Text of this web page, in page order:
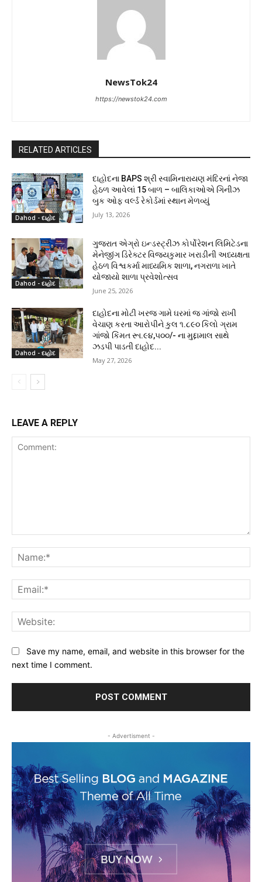
NewsTok24
https://newstok24.com
RELATED ARTICLES
Dahod - દાહોદ
દાહોદના BAPS શ્રી સ્વામિનારાયણ મંદિરનાં નેજા
હેઠળ આવેલાં 15 બાળ – બાલિકાઓએ ગિનીઝ
બુક ઓફ વર્લ્ડ રેકોર્ડમાં સ્થાન મેળવ્યું
July 13, 2026
Dahod - દાહોદ
ગુજરાત એગ્રો ઇન્ડસ્ટ્રીઝ કોર્પોરેશન લિમિટેડના
મેનેજીંગ ડિરેક્ટર વિજયકુમાર ખરાડીની અધ્યક્ષતા
હેઠળ વિશ્વકર્મા માધ્યમિક શાળા, નગરાળા ખાતે
યોજાયો શાળા પ્રવેશોત્સવ
June 25, 2026
Dahod - દાહોદ
દાહોદના મોટી ખરજ ગામે ઘરમાં જ ગાંજો રાખી
વેચાણ કરતા આરોપીને કુલ ૧.૮૯૦ કિલો ગ્રામ
ગાંજો કિંમત રૂા.૯૪,૫૦૦/- ના મુદ્દામાલ સાથે
ઝડપી પાડતી દાહોદ...
May 27, 2026
LEAVE A REPLY
Save my name, email, and website in this browser for the
next time I comment.
- Advertisment -